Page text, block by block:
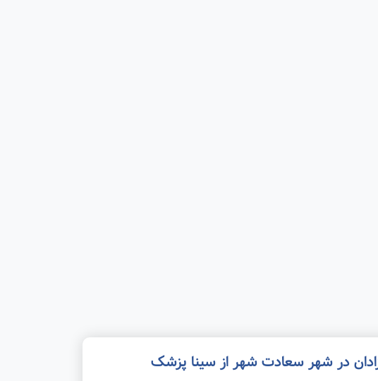
در شهر سعادت شهر از سینا پزشک